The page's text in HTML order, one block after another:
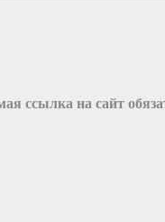
ссылка на сайт